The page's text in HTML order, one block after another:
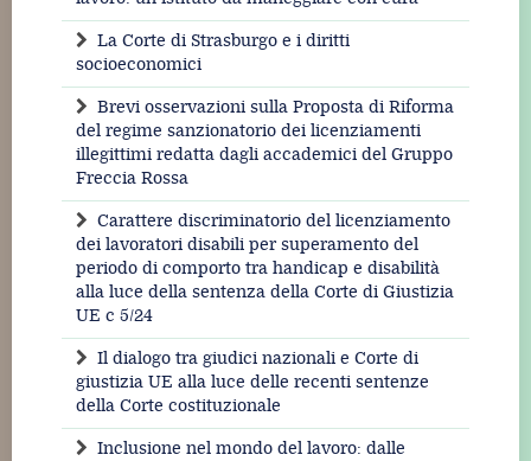
La Corte di Strasburgo e i diritti
socioeconomici
Brevi osservazioni sulla Proposta di Riforma
del regime sanzionatorio dei licenziamenti
illegittimi redatta dagli accademici del Gruppo
Freccia Rossa
Carattere discriminatorio del licenziamento
dei lavoratori disabili per superamento del
periodo di comporto tra handicap e disabilità
alla luce della sentenza della Corte di Giustizia
UE c 5/24
Il dialogo tra giudici nazionali e Corte di
giustizia UE alla luce delle recenti sentenze
della Corte costituzionale
Inclusione nel mondo del lavoro: dalle